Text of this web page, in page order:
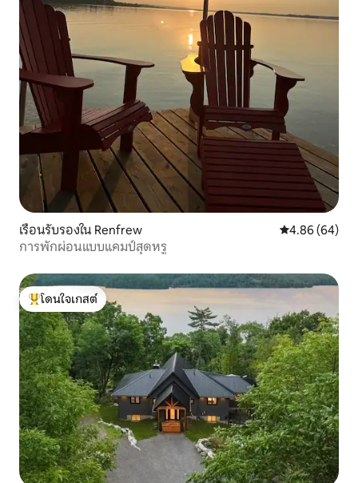
เรือนรับรองใน Renfrew คะแนนเฉลี่ย
4.86 (64)
การพักผ่อนแบบแคมป์สุดหรู
โดนใจเกสต์ที่สุด
โดนใจเกสต์